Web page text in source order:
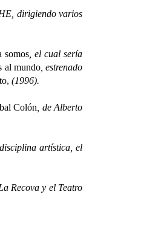
dirigiendo varios
somos , el cual sería
al mundo, estrenado
(1996).
Colón , de Alberto
artística, el
Recova y el Teatro